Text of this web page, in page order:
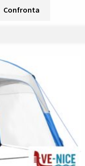
Confronta